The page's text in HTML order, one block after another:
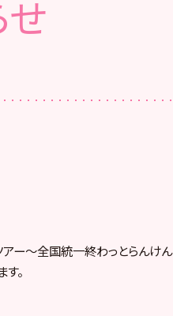
ー～全国統一終わっとらんけん
。